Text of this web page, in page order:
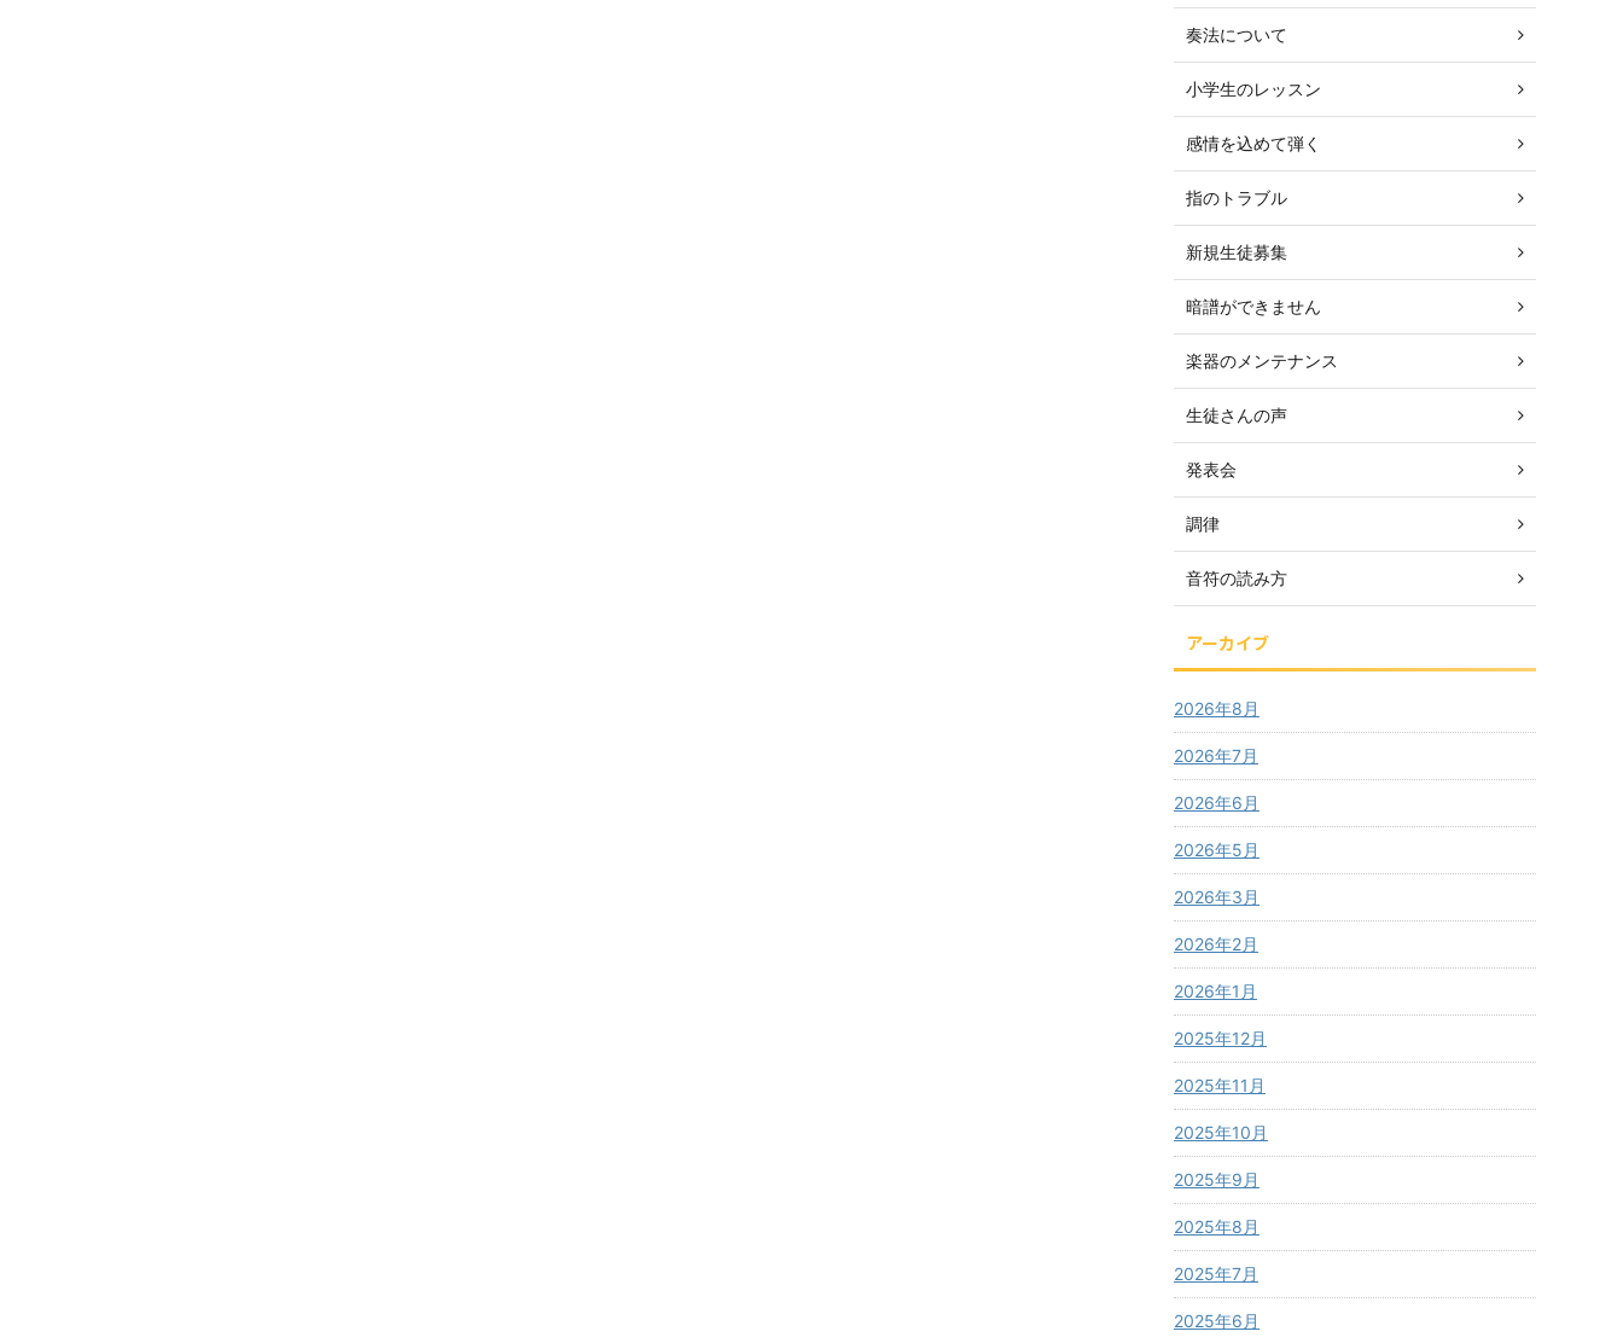
奏法について
小学生のレッスン
感情を込めて弾く
指のトラブル
新規生徒募集
暗譜ができません
楽器のメンテナンス
生徒さんの声
発表会
調律
音符の読み方
アーカイブ
2026年8月
2026年7月
2026年6月
2026年5月
2026年3月
2026年2月
2026年1月
2025年12月
2025年11月
2025年10月
2025年9月
2025年8月
2025年7月
2025年6月